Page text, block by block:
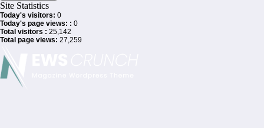
Site Statistics
Today's visitors: 0
Today's page views: : 0
Total visitors : 25,142
Total page views: 27,259